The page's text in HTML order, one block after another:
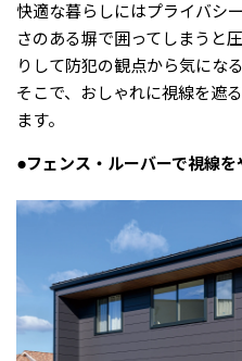
快適な暮らしにはプライバシ
さのある塀で囲ってしまうと
りして防犯の観点から気にな
そこで、おしゃれに視線を遮
ます。
●フェンス・ルーバーで視線を